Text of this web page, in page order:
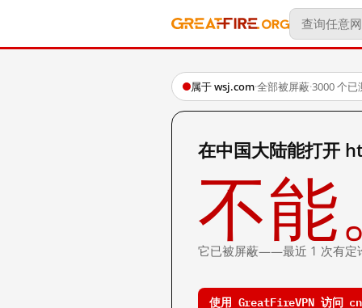
属于 wsj.com·全部被屏蔽·3000 个已
在中国大陆能打开
不能
它已被屏蔽——最近 1 次有定
使用 GreatFireVPN 访问